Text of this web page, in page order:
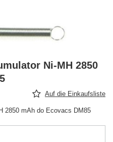
Ni-MH 2850
Auf die Einkaufsliste
2850 mAh do Ecovacs DM85